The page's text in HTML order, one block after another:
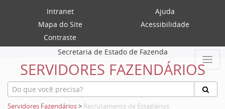
Intranet
Ajuda
Mapa do Site
Acessibilidade
Contraste
Secretaria de Estado de Fazenda
SERVIDORES FAZENDÁRIOS
Servidores Fazendários> Recrutamento de Estagiários